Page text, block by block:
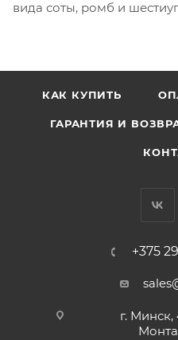
вида соты, ромб и
КАК КУПИТЬ
ГАРАНТИЯ И
+375 29
г.